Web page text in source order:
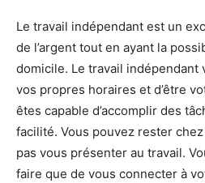
Le travail indépendant est un
de l’argent tout en ayant la
domicile. Le travail
vos propres horaires et d’être
êtes capable d’accomplir des
facilité. Vous pouvez rester
pas vous présenter au travail.
faire que de vous connecter à